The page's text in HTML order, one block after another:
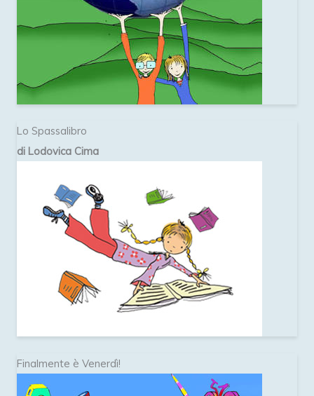
Lo Spassalibro
di Lodovica Cima
Finalmente è Venerdì!